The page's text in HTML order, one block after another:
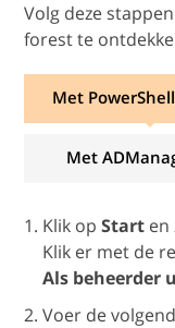
Volg deze
forest te
Met
Met
Klik opStart en
Klik er met de
Als beheerder
Voer de